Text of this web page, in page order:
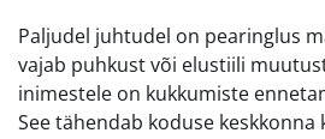
Paljudel juhtudel on pearinglus
vajab puhkust või elustiili
inimestele on kukkumiste
See tähendab koduse keskkonna